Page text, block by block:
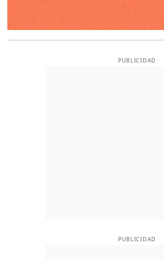
PUBLICIDAD
PUBLICIDAD